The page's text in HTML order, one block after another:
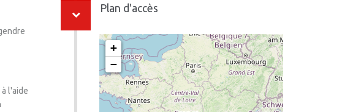
l'aide
Plan d'accès